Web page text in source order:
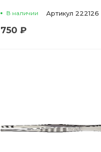
В наличии Артикул 222126
750 ₽